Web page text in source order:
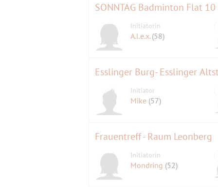
SONNTAG Badminton Flat
Initiatorin
A.l.e.x.(58)
Esslinger Burg- Esslinger
Initiator
Mike (57)
Frauentreff - Raum Leonberg
Initiatorin
Mondring (52)